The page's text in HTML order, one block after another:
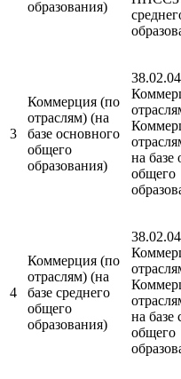
образования)
3
Коммерция (по
отраслям) (на
базе основного
общего
образования)
38.02.04
на базе
общего
4
Коммерция (по
отраслям) (на
базе среднего
общего
образования)
38.02.04
на базе
общего